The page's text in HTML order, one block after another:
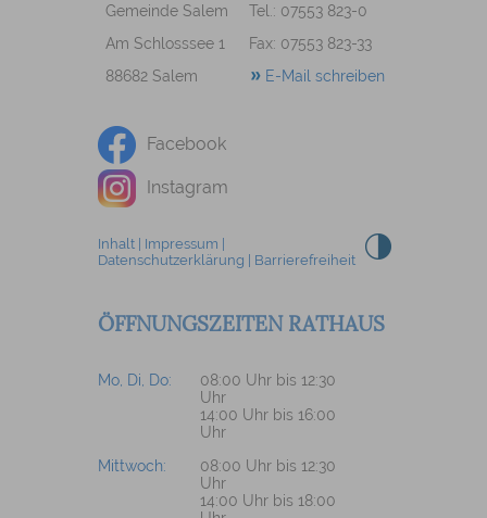
Gemeinde Salem
Tel.: 07553 823-0
Am Schlosssee 1
Fax: 07553 823-33
88682 Salem
E-Mail schreiben
Facebook
Instagram
Inhalt| Impressum
Datenschutzerklärung
Barrierefreiheit
ÖFFNUNGSZEITEN RATHAUS
Mo, Di, Do:
08:00 Uhr bis 12:30
Uhr
14:00 Uhr bis 16:00
Uhr
Mittwoch:
08:00 Uhr bis 12:30
Uhr
14:00 Uhr bis 18:00